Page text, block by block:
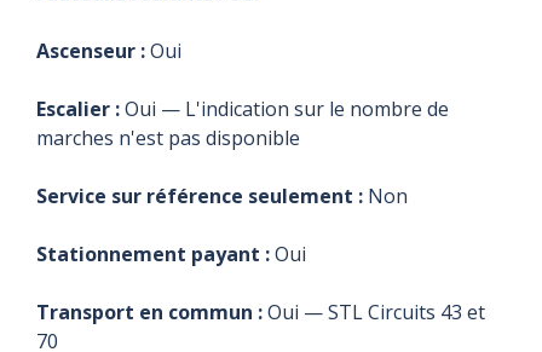
Ascenseur :Oui
Escalier :Oui — L'indication sur le nombre de
marches n'est pas disponible
Service sur référence seulement : Non
Stationnement payant :Oui
Transport en commun :Oui — STL Circuits 43 et
70